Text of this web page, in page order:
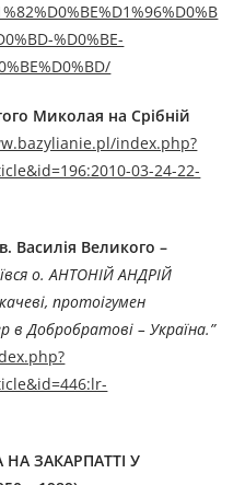
%D0%BE-
Миколая на Срібній
index.php?
03-24-22-
Василія Великого –
о. АНТОНІЙ АНДРІЙ
протоігумен
в Добробратові – Україна.”
ЗАКАРПАТТІ У